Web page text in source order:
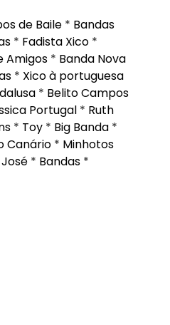
de Baile * Bandas
* Fadista Xico *
Amigos * Banda Nova
* Xico à portuguesa
* Belito Campos
Portugal * Ruth
* Toy * Big Banda *
Canário * Minhotos
* Bandas *